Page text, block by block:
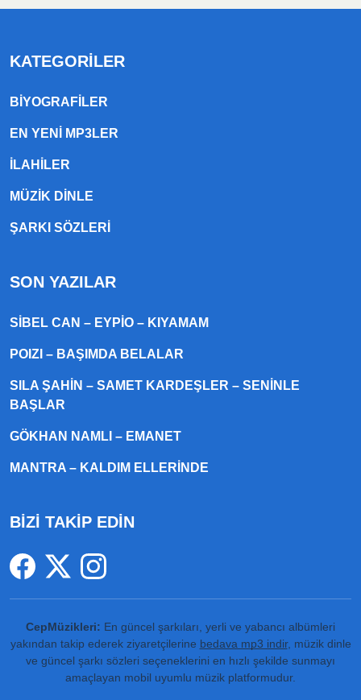
KATEGORILER
BIYOGRAFILER
EN YENI MP3LER
ILAHILER
MÜZIK DINLE
ŞARKI SÖZLERI
SON YAZILAR
SIBEL CAN – EYPIO – KIYAMAM
POIZI – BAŞIMDA BELALAR
SILA ŞAHIN – SAMET KARDEŞLER – SENINLE
BAŞLAR
GÖKHAN NAMLI – EMANET
MANTRA – KALDIM ELLERINDE
BİZİ TAKİP EDİN
CepMüzikleri: En güncel şarkıları, yerli ve yabancı albümleri
yakından takip ederek ziyaretçilerine bedava mp3 indir, müzik dinle
ve güncel şarkı sözleri seçeneklerini en hızlı şekilde sunmayı
amaçlayan mobil uyumlu müzik platformudur.